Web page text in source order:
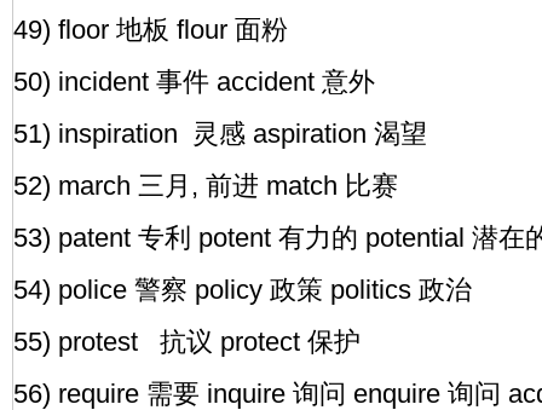
49) floor 地板 flour 面粉
50) incident 事件 accident 意外
51) inspiration 灵感 aspiration 渴望
52) march 三月, 前进 match 比赛
53) patent 专利 potent 有力的 potential 潜在
54) police 警察 policy 政策 politics 政治
55) protest 抗议 protect 保护
56) require 需要 inquire 询问 enquire 询问